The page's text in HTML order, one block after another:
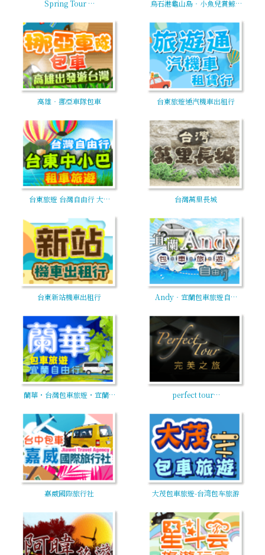
Spring Tour … 烏石港龜山島‧小魚兒賞鯨…
高雄‧挪亞車隊包車 台東旅遊通汽機車出租行
台東旅遊 台灣自由行 大… 台灣萬里長城
台東新站機車出租行 Andy‧宜蘭包車旅遊自…
蘭華・台灣包車旅遊・宜蘭… perfect tour…
嘉威國際旅行社 大茂包車旅遊-台湾包车旅游